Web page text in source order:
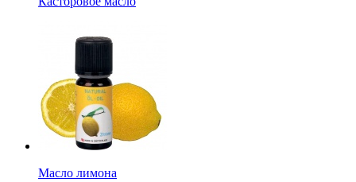
Масло лимона